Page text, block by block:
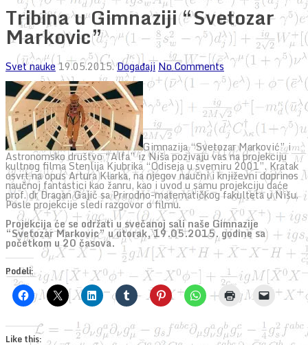
Tribina u Gimnaziji “Svetozar
Markovic”
Svet nauke 19.05.2015.Događaji No Comments
Gimnazija “Svetozar Marković” i
Astronomsko društvo “Alfa” iz Niša pozivaju vas na projekciju
kultnog filma Stenlija Kjubrika “Odiseja u svemiru 2001”. Kratak
osvrt na opus Artura Klarka, na njegov naučni i književni doprinos
naučnoj fantastici kao žanru, kao i uvod u samu projekciju daće
prof. dr Dragan Gajić sa Prirodno-matematičkog fakulteta u Nišu.
Posle projekcije sledi razgovor o filmu.
Projekcija će se održati u svečanoj sali naše Gimnazije
“Svetozar Markovic” u utorak, 19.05.2015. godine sa
početkom u 20 časova.
Podeli:
Like this: